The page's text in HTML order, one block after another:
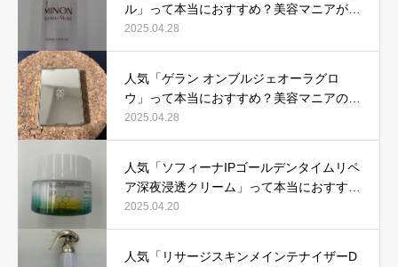
ル」って本当におすすめ？美容マニアが実
際使用して口コミを検証！
2025.04.28
人気「ゲラン オンブルジェオーラグロ
ウ」って本当におすすめ？美容マニアの私
が実際使用して、口コミを検証！
2025.04.28
人気「ソフィーナIPゴールデンタイムリペ
ア深夜浸透クリーム」って本当におすす
め？美容マニアが実際使用して口コミを検
証！
2025.04.20
人気「リサージスキンメインテナイザーD